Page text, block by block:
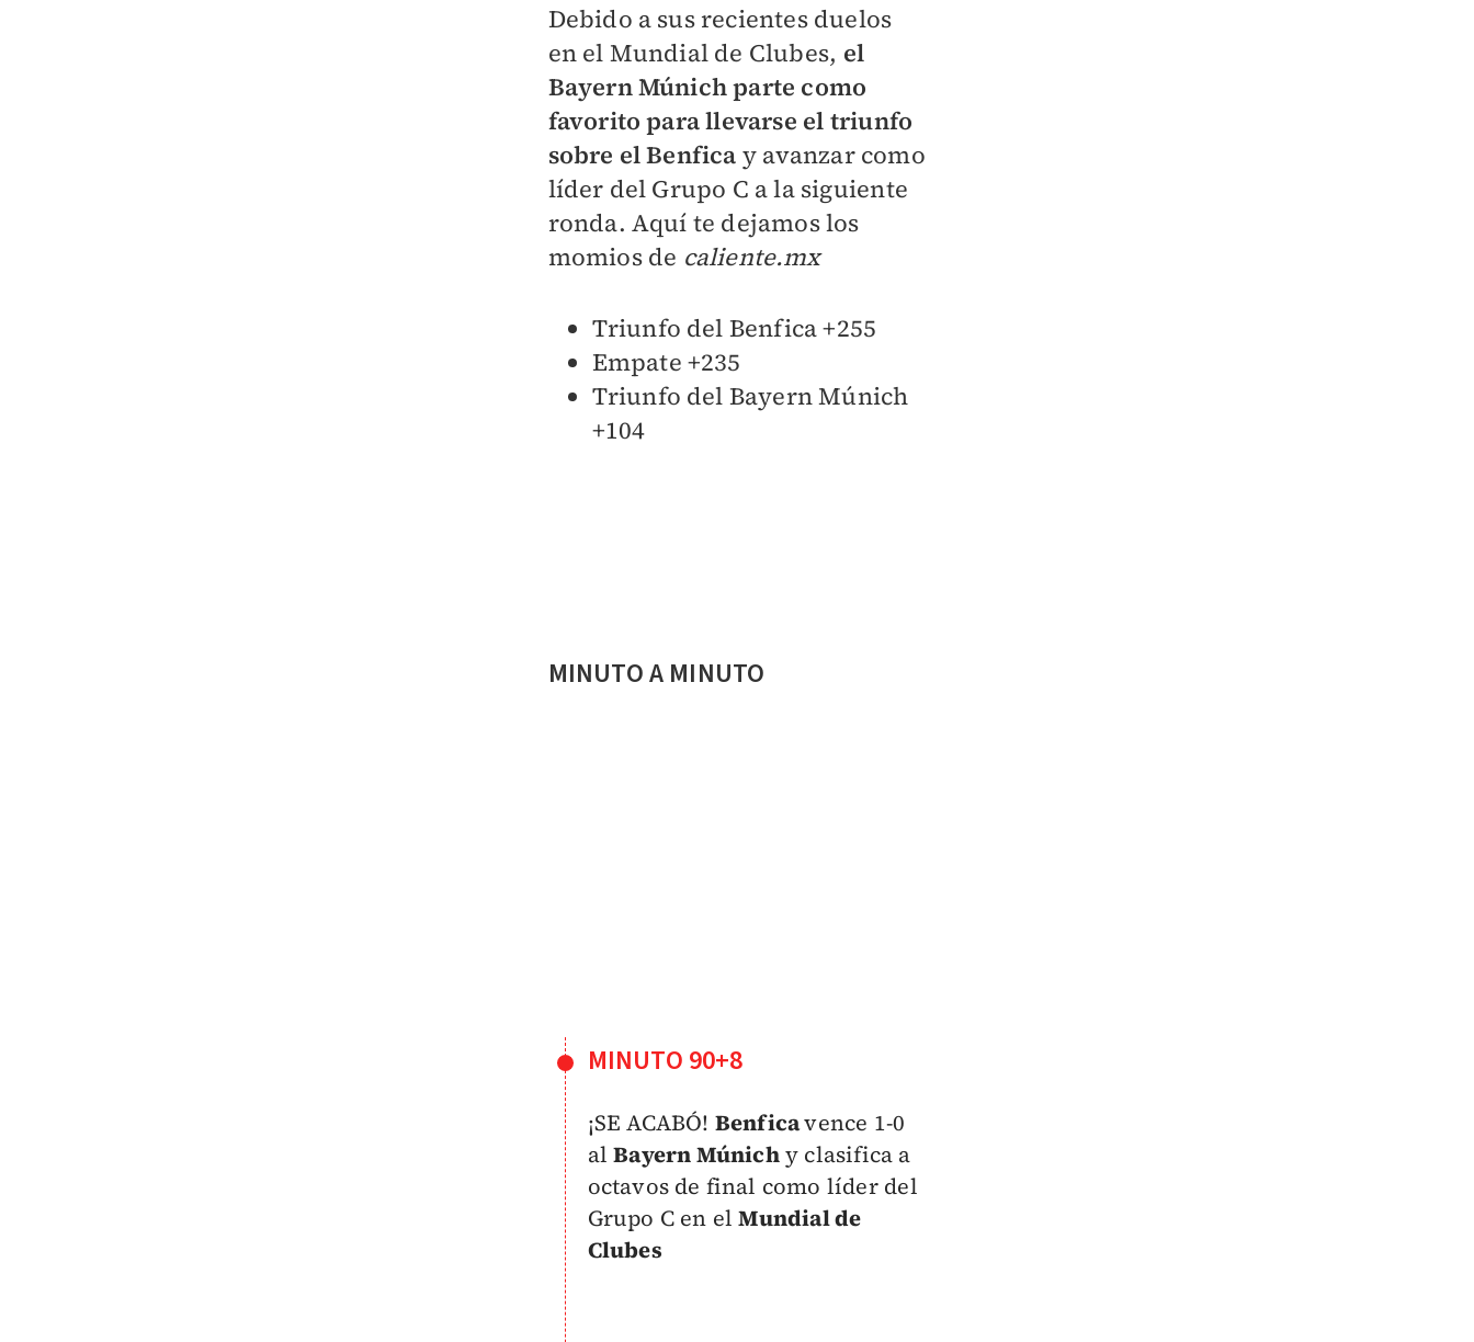
Debido a sus recientes duelos
en el Mundial de Clubes, el
Bayern Múnich parte como
favorito para llevarse el triunfo
sobre el Benfica y avanzar como
líder del Grupo C a la siguiente
ronda. Aquí te dejamos los
momios de caliente.mx
Triunfo del Benfica +255
Empate +235
Triunfo del Bayern Múnich
+104
MINUTO A MINUTO
MINUTO 90+8
¡SE ACABÓ! Benficavence 1-0
alBayern Múnichy clasifica a
octavos de final como líder del
Grupo C en elMundial de
Clubes